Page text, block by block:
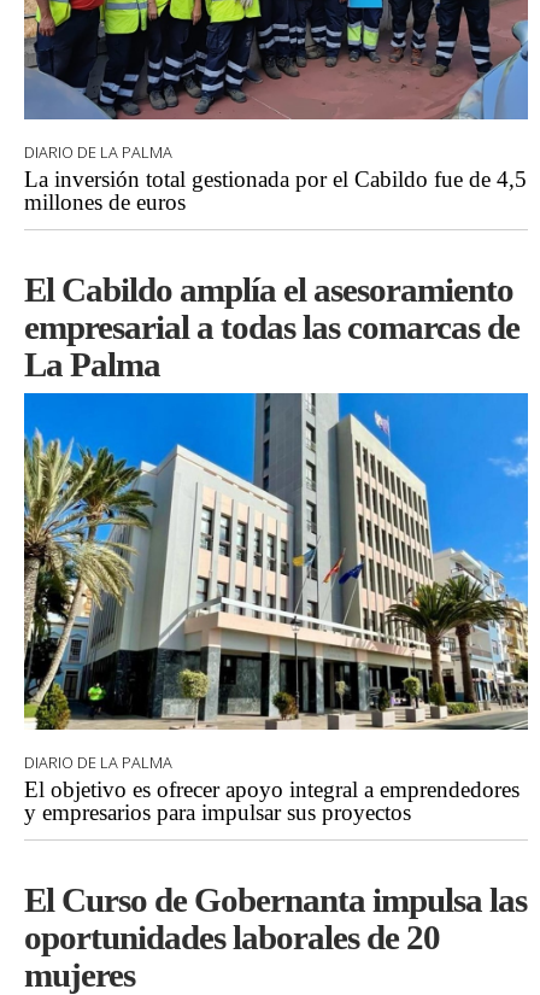
DIARIO DE LA PALMA
La inversión total gestionada por el Cabildo fue de 4,5
millones de euros
El Cabildo amplía el asesoramiento
empresarial a todas las comarcas de
La Palma
DIARIO DE LA PALMA
El objetivo es ofrecer apoyo integral a emprendedores
y empresarios para impulsar sus proyectos
El Curso de Gobernanta impulsa las
oportunidades laborales de 20
mujeres